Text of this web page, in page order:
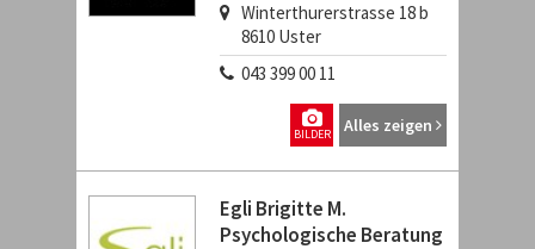
Winterthurerstrasse 18 b
8610 Uster
043 399 00 11
Alles zeigen
BILDER
Egli Brigitte M.
Psychologische Beratung